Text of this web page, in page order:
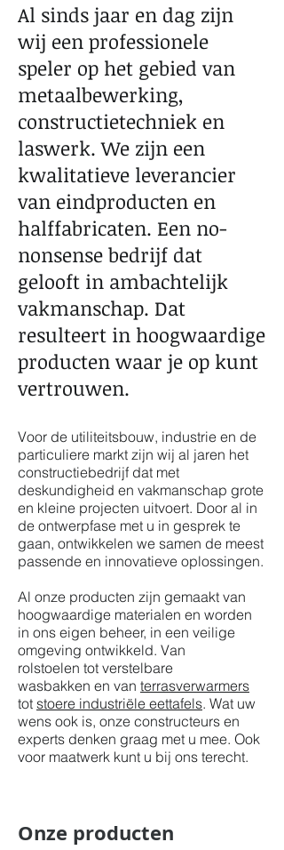
Al sinds jaar en dag zijn
wij een professionele
speler op het gebied van
metaalbewerking,
constructietechniek en
laswerk. We zijn een
kwalitatieve leverancier
van eindproducten en
halffabricaten. Een no-
nonsense bedrijf dat
gelooft in ambachtelijk
vakmanschap. Dat
resulteert in hoogwaardige
producten waar je op kunt
vertrouwen.
Voor de utiliteitsbouw, industrie en de
particuliere markt zijn wij al jaren het
constructiebedrijf dat met
deskundigheid en vakmanschap grote
en kleine projecten uitvoert. Door al in
de ontwerpfase met u in gesprek te
gaan, ontwikkelen we samen de meest
passende en innovatieve oplossingen.
Al onze producten zijn gemaakt van
hoogwaardige materialen en worden
in ons eigen beheer, in een veilige
omgeving ontwikkeld. Van
rolstoelen tot verstelbare
wasbakken en van terrasverwarmers
tot stoere industriële eettafels. Wat uw
wens ook is, onze constructeurs en
experts denken graag met u mee. Ook
voor maatwerk kunt u bij ons terecht.
Onze producten